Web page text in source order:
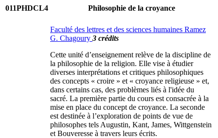
011PHDCL4 Philosophie de la croyance
Faculté des lettres et des sciences humaines Ramez
G. Chagoury 3 crédits
Cette unité d’enseignement relève de la discipline de
la philosophie de la religion. Elle vise à étudier
diverses interprétations et critiques philosophiques
des concepts « croire » et « croyance religieuse » et,
dans certains cas, des problèmes liés à l'idée du
sacré. La première partie du cours est consacrée à la
mise en place du concept de croyance. La seconde
est destinée à l’exploration de points de vue de
philosophes tels Augustin, Kant, James, Wittgenstein
et Bouveresse à travers leurs écrits.